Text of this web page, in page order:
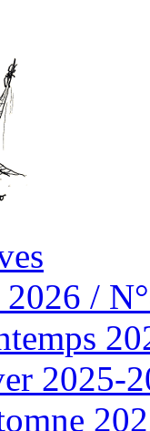
2026 /
2025-